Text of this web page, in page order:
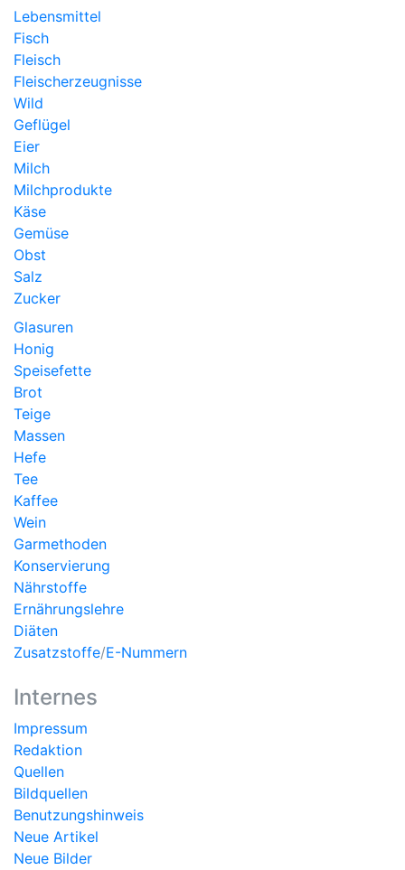
Lebensmittel
Fisch
Fleisch
Fleischerzeugnisse
Wild
Geflügel
Eier
Milch
Milchprodukte
Käse
Gemüse
Obst
Salz
Zucker
Glasuren
Honig
Speisefette
Brot
Teige
Massen
Hefe
Tee
Kaffee
Wein
Garmethoden
Konservierung
Nährstoffe
Ernährungslehre
Diäten
Zusatzstoffe/E-Nummern
Internes
Impressum
Redaktion
Quellen
Bildquellen
Benutzungshinweis
Neue Artikel
Neue Bilder